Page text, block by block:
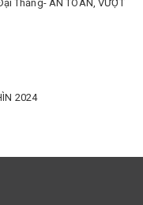
Thắng- AN TOÀN, VƯỢT
2024